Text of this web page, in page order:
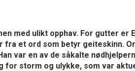
med ulikt opphav. For gutter
et ord som betyr geiteskinn.
var en av de såkalte
for storm og ulykke, som var